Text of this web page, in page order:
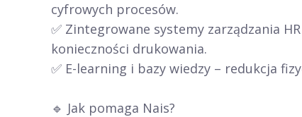
cyfrowych procesów.
✅ Zintegrowane systemy zarządzania
konieczności drukowania.
✅ E-learning i bazy wiedzy – redukcja
🔹 Jak pomaga Nais?